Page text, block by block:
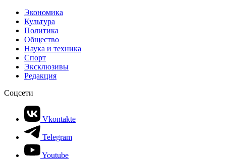
Экономика
Культура
Политика
Общество
Наука и техника
Спорт
Эксклюзивы
Редакция
Соцсети
Vkontakte
Telegram
Youtube